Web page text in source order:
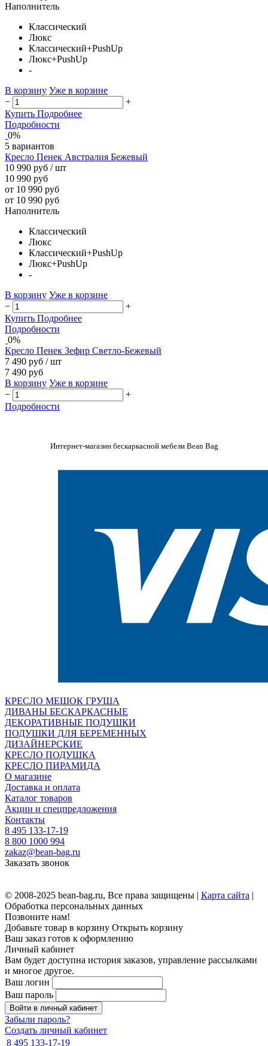
Наполнитель
Классический
Люкс
Классический+PushUp
Люкс+PushUp
-
В корзину Уже в корзине
−
+
Купить Подробнее
Подробности
0%
5 вариантов
Кресло Пенек Австралия Бежевый
10 990 руб / шт
10 990 руб
от 10 990 руб
от 10 990 руб
Наполнитель
Классический
Люкс
Классический+PushUp
Люкс+PushUp
-
В корзину Уже в корзине
−
+
Купить Подробнее
Подробности
0%
Кресло Пенек Зефир Светло-Бежевый
7 490 руб / шт
7 490 руб
В корзину Уже в корзине
−
+
Подробности
Интернет-магазин бескаркасной мебели Bean Bag
КРЕСЛО МЕШОК ГРУША
ДИВАНЫ БЕСКАРКАСНЫЕ
ДЕКОРАТИВНЫЕ ПОДУШКИ
ПОДУШКИ ДЛЯ БЕРЕМЕННЫХ
ДИЗАЙНЕРСКИЕ
КРЕСЛО ПОДУШКА
КРЕСЛО ПИРАМИДА
О магазине
Доставка и оплата
Каталог товаров
Акции и спецпредложения
Контакты
8 495 133-17-19
8 800 1000 994
zakaz@bean-bag.ru
Заказать звонок
© 2008-2025 bean-bag.ru, Все права защищены | Карта сайта |
Обработка персональных данных
Позвоните нам!
Добавьте товар в корзину Открыть корзину
Ваш заказ готов к оформлению
Личный кабинет
Вам будет доступна история заказов, управление рассылками
и многое другое.
Ваш логин
Ваш пароль
Войти в личный кабинет
Забыли пароль?
Создать личный кабинет
8 495 133-17-19